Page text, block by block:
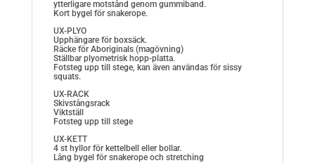
ytterligare motstånd genom gummiband.
Kort bygel för snakerope.
UX-PLYO
Upphängare för boxsäck.
Räcke för Aboriginals (magövning)
Ställbar plyometrisk hopp-platta.
Fotsteg upp till stege, kan även användas för sissy
squats.
UX-RACK
Skivstångsrack
Viktställ
Fotsteg upp till stege
UX-KETT
4 st hyllor för kettelbell eller bollar.
Lång bygel för snakerope och stretching